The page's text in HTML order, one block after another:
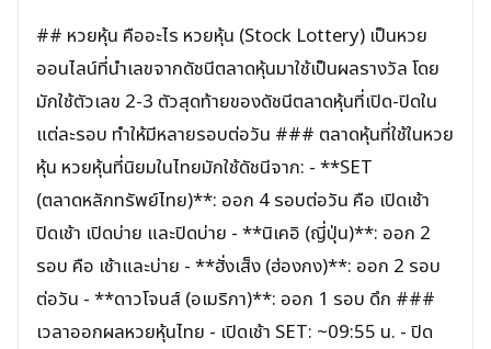
## หวยหุ้น คืออะไร หวยหุ้น (Stock Lottery) เป็นหวย
ออนไลน์ที่นำเลขจากดัชนีตลาดหุ้นมาใช้เป็นผลรางวัล โดย
มักใช้ตัวเลข 2-3 ตัวสุดท้ายของดัชนีตลาดหุ้นที่เปิด-ปิดใน
แต่ละรอบ ทำให้มีหลายรอบต่อวัน ### ตลาดหุ้นที่ใช้ในหวย
หุ้น หวยหุ้นที่นิยมในไทยมักใช้ดัชนีจาก: - **SET
(ตลาดหลักทรัพย์ไทย)**: ออก 4 รอบต่อวัน คือ เปิดเช้า
ปิดเช้า เปิดบ่าย และปิดบ่าย - **นิเคอิ (ญี่ปุ่น)**: ออก 2
รอบ คือ เช้าและบ่าย - **ฮั่งเส็ง (ฮ่องกง)**: ออก 2 รอบ
ต่อวัน - **ดาวโจนส์ (อเมริกา)**: ออก 1 รอบ ดึก ###
เวลาออกผลหวยหุ้นไทย - เปิดเช้า SET: ~09:55 น. - ปิด